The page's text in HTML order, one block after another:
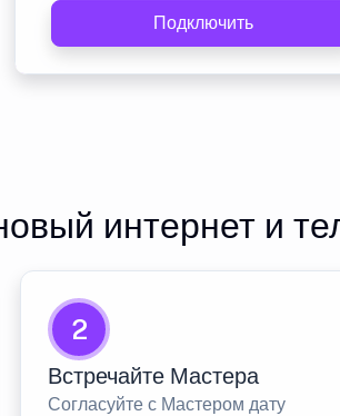
Подключить
интернет и
2
Встречайте Мастера
Согласуйте с Мастером дату